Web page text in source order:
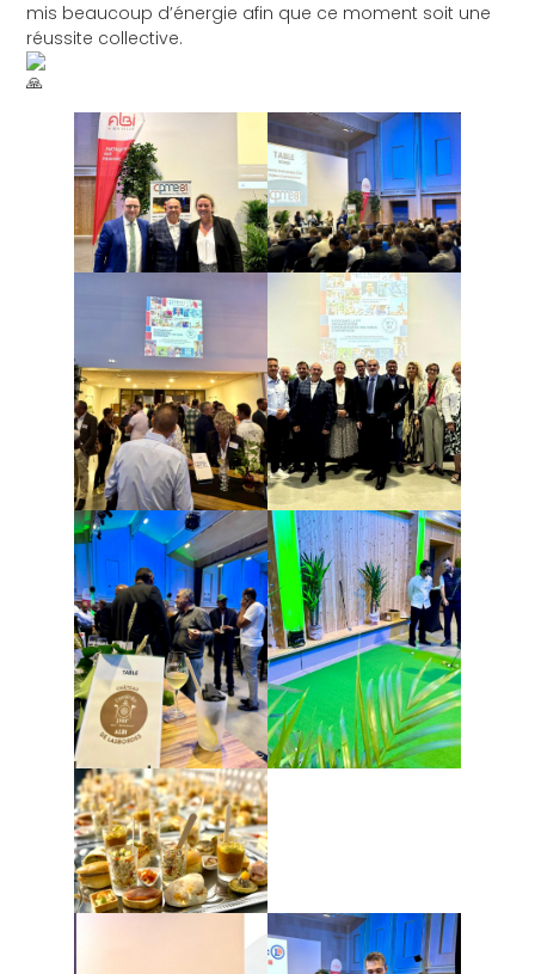
mis beaucoup d’énergie afin que ce moment soit une
réussite collective.